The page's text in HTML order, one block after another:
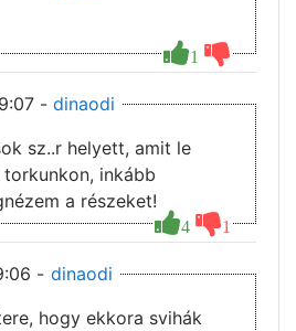
1
- dinaodi
4 1
sz..r helyett, amit le
inkább
a részeket!
- dinaodi
hogy ekkora svihák